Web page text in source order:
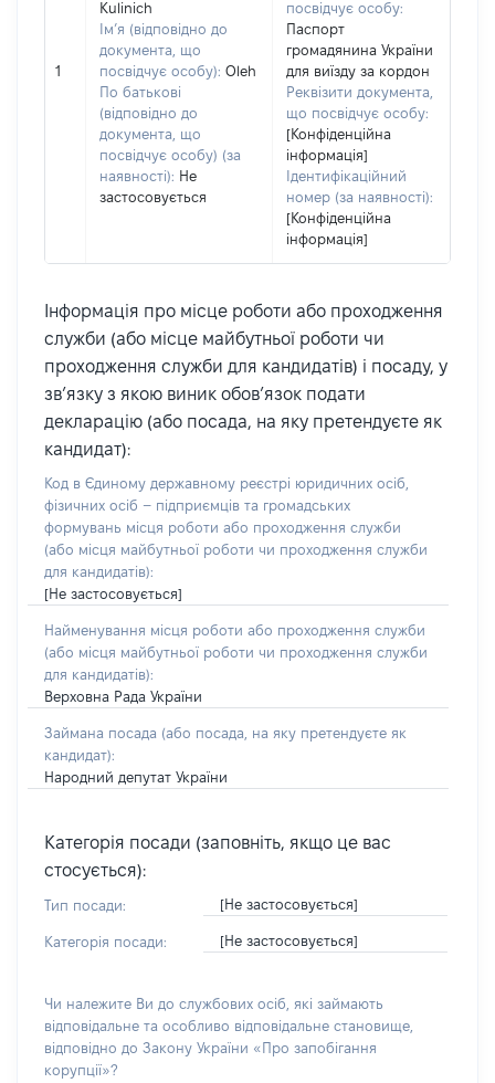
1
Kulinich
Ім’я (відповідно до
документа, що
посвідчує особу): Oleh
По батькові
(відповідно до
документа, що
посвідчує особу) (за
наявності): Не
застосовується
посвідчує особу:
Паспорт
громадянина України
для виїзду за кордон
Реквізити документа,
що посвідчує особу:
[Конфіденційна
інформація]
Ідентифікаційний
номер (за наявності):
[Конфіденційна
інформація]
Інформація про місце роботи або проходження
служби (або місце майбутньої роботи чи
проходження служби для кандидатів) і посаду, у
зв’язку з якою виник обов’язок подати
декларацію (або посада, на яку претендуєте як
кандидат):
Код в Єдиному державному реєстрі юридичних осіб,
фізичних осіб – підприємців та громадських
формувань місця роботи або проходження служби
(або місця майбутньої роботи чи проходження служби
для кандидатів):
[Не застосовується]
Найменування місця роботи або проходження служби
(або місця майбутньої роботи чи проходження служби
для кандидатів):
Верховна Рада України
Займана посада (або посада, на яку претендуєте як
кандидат):
Народний депутат України
Категорія посади (заповніть, якщо це вас
стосується):
Тип посади: [Не застосовується]
Категорія посади: [Не застосовується]
Чи належите Ви до службових осіб, які займають
відповідальне та особливо відповідальне становище,
відповідно до Закону України «Про запобігання
корупції»?